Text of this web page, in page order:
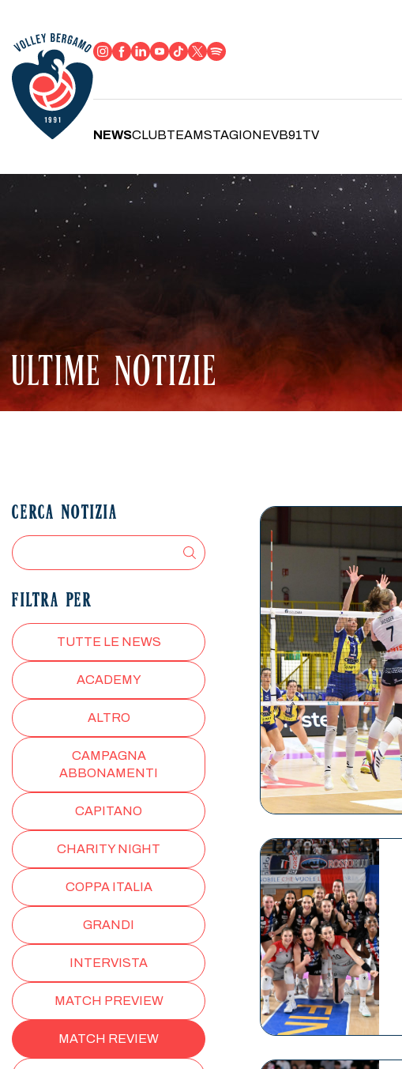
NEWSCLUBTEAMSTAGIONEVB91TV
ULTIME NOTIZIE
CERCA NOTIZIA
FILTRA PER
TUTTE LE NEWS
ACADEMY
ALTRO
CAMPAGNA
ABBONAMENTI
CAPITANO
CHARITY NIGHT
COPPA ITALIA
GRANDI
INTERVISTA
MATCH PREVIEW
MATCH REVIEW